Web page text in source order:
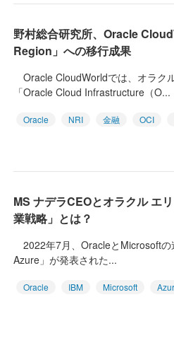
野村総合研究所、Oracle
Region」への移行成果
Oracle CloudWorldでは、オラク
「Oracle Cloud Infrastructure（O...
Oracle NRI 金融 OCI
MS ナデラCEOとオラクル エ
業戦略」とは？
2022年7月、OracleとMicrosoft
Azure」が発表された...
Oracle IBM Microsoft